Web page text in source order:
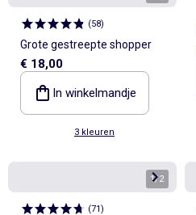
(58)
Grote gestreepte shopper
€ 18,00
In winkelmandje
3 kleuren
1/2
(71)